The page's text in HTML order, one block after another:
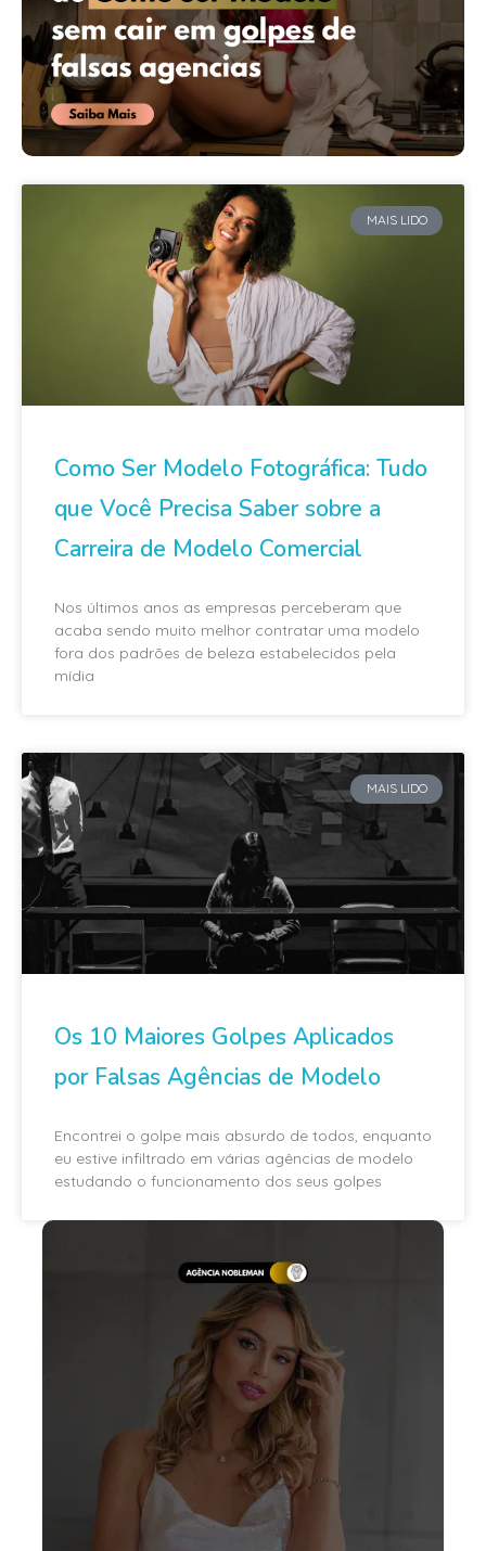
MAIS LIDO
Como Ser Modelo Fotográfica: Tudo
que Você Precisa Saber sobre a
Carreira de Modelo Comercial
Nos últimos anos as empresas perceberam que
acaba sendo muito melhor contratar uma modelo
fora dos padrões de beleza estabelecidos pela
mídia
MAIS LIDO
Os 10 Maiores Golpes Aplicados
por Falsas Agências de Modelo
Encontrei o golpe mais absurdo de todos, enquanto
eu estive infiltrado em várias agências de modelo
estudando o funcionamento dos seus golpes